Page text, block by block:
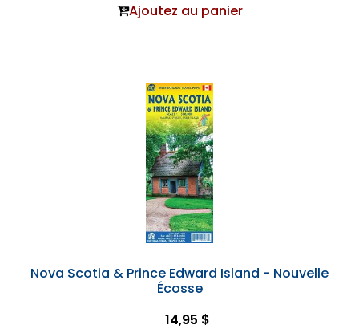
Ajoutez au panier
Nova Scotia & Prince Edward Island - Nouvelle
Écosse
14,95 $